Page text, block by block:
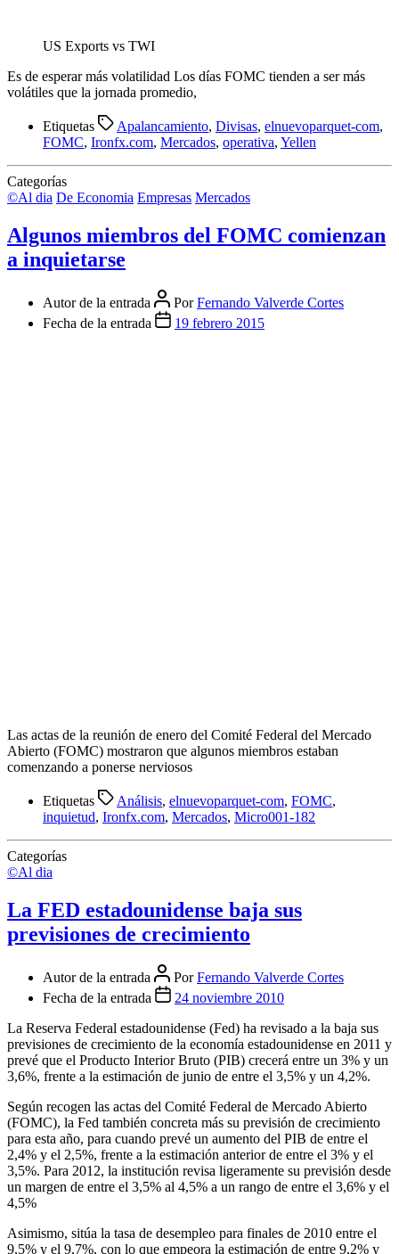
US Exports vs TWI
Es de esperar más volatilidad Los días FOMC tienden a ser más
volátiles que la jornada promedio,
Etiquetas Apalancamiento, Divisas, elnuevoparquet-com,
FOMC, Ironfx.com, Mercados, operativa, Yellen
Categorías
©Al dia De Economia Empresas Mercados
Algunos miembros del FOMC comienzan
a inquietarse
Autor de la entrada PorFernando Valverde Cortes
Fecha de la entrada
19 febrero 2015
Las actas de la reunión de enero del Comité Federal del Mercado
Abierto (FOMC) mostraron que algunos miembros estaban
comenzando a ponerse nerviosos
Etiquetas Análisis, elnuevoparquet-com, FOMC,
inquietud, Ironfx.com, Mercados, Micro001-182
Categorías
©Al dia
La FED estadounidense baja sus
previsiones de crecimiento
Autor de la entrada PorFernando Valverde Cortes
Fecha de la entrada
24 noviembre 2010
La Reserva Federal estadounidense (Fed) ha revisado a la baja sus
previsiones de crecimiento de la economía estadounidense en 2011 y
prevé que el Producto Interior Bruto (PIB) crecerá entre un 3% y un
3,6%, frente a la estimación de junio de entre el 3,5% y un 4,2%.
Según recogen las actas del Comité Federal de Mercado Abierto
(FOMC), la Fed también concreta más su previsión de crecimiento
para esta año, para cuando prevé un aumento del PIB de entre el
2,4% y el 2,5%, frente a la estimación anterior de entre el 3% y el
3,5%. Para 2012, la institución revisa ligeramente su previsión desde
un margen de entre el 3,5% al 4,5% a un rango de entre el 3,6% y el
4,5%
Asimismo, sitúa la tasa de desempleo para finales de 2010 entre el
9,5% y el 9,7%, con lo que empeora la estimación de entre 9,2% y